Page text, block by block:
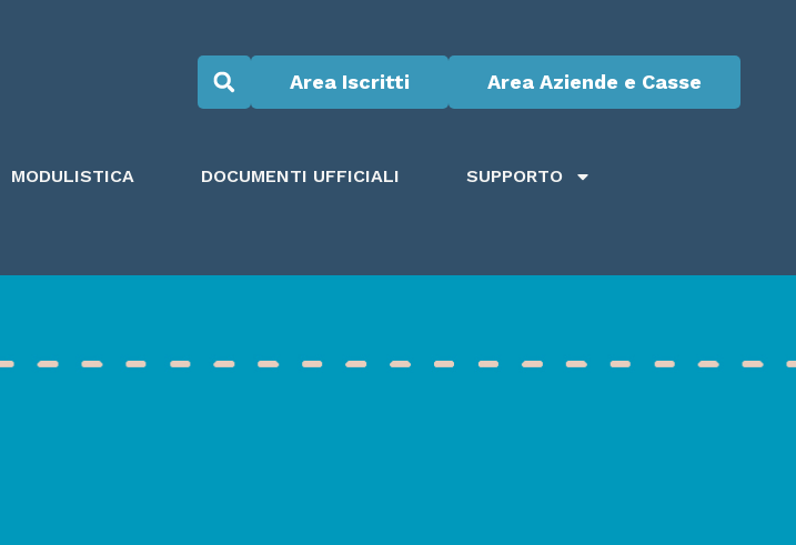
Area Iscritti Area Aziende e Casse
MODULISTICA DOCUMENTI UFFICIALI SUPPORTO